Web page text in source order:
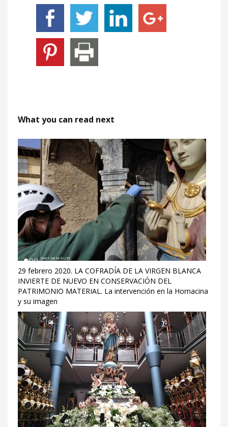
What you can read next
29 febrero 2020. LA COFRADÍA DE LA VIRGEN BLANCA
INVIERTE DE NUEVO EN CONSERVACIÓN DEL
PATRIMONIO MATERIAL. La intervención en la Hornacina
y su imagen